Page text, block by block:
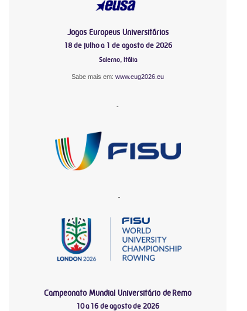
Jogos Europeus Universitários
18 de julho a 1 de agosto de 2026
Salerno, Itália
Sabe mais em:www.eug2026.eu
-
-
Campeonato Mundial Universitário de Remo
10 a 16 de agosto de 2026